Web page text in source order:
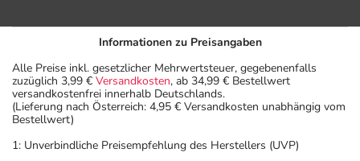
Informationen zu Preisangaben
Alle Preise inkl. gesetzlicher Mehrwertsteuer, gegebenenfalls
zuzüglich 3,99 € Versandkosten, ab 34,99 € Bestellwert
versandkostenfrei innerhalb Deutschlands.
(Lieferung nach Österreich: 4,95 € Versandkosten unabhängig vom
Bestellwert)
1: Unverbindliche Preisempfehlung des Herstellers (UVP)